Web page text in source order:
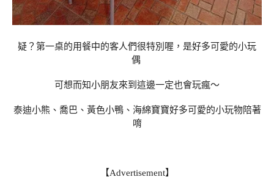
疑？第一桌的用餐中的客人們很特別喔，是好多可愛的小玩
偶
可想而知小朋友來到這邊一定也會玩瘋～
泰迪小熊、喬巴、黃色小鴨、海綿寶寶好多可愛的小玩物陪著
唷
【Advertisement】